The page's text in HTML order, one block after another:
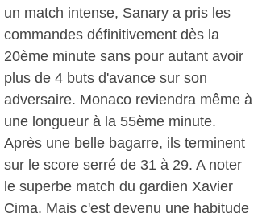
un match intense, Sanary a pris les
commandes définitivement dès la
20ème minute sans pour autant avoir
plus de 4 buts d'avance sur son
adversaire. Monaco reviendra même à
une longueur à la 55ème minute.
Après une belle bagarre, ils terminent
sur le score serré de 31 à 29. A noter
le superbe match du gardien Xavier
Cima. Mais c'est devenu une habitude